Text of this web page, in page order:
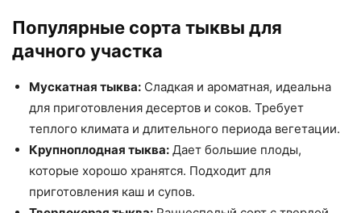
Популярные сорта тыквы для
дачного участка
Мускатная тыква: Сладкая и ароматная, идеальна
для приготовления десертов и соков. Требует
теплого климата и длительного периода вегетации.
Крупноплодная тыква: Дает большие плоды,
которые хорошо хранятся. Подходит для
приготовления каш и супов.